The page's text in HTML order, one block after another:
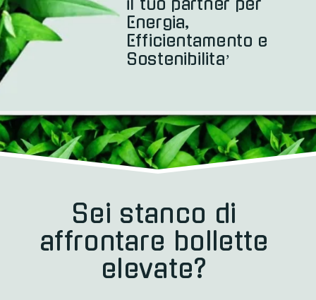
il tuo partner per
Energia,
Efficientamento e
Sostenibilita’
Sei stanco di
affrontare bollette
elevate?